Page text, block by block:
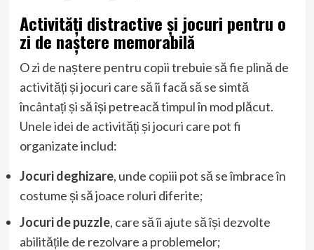
Activități distractive și jocuri pentru o
zi de naștere memorabilă
O zi de naștere pentru copii trebuie să fie plină de
activități și jocuri care să îi facă să se simtă
încântați și să își petreacă timpul în mod plăcut.
Unele idei de activități și jocuri care pot fi
organizate includ:
Jocuri deghizare, unde copiii pot să se îmbrace în
costume și să joace roluri diferite;
Jocuri de puzzle, care să îi ajute să își dezvolte
abilitățile de rezolvare a problemelor;